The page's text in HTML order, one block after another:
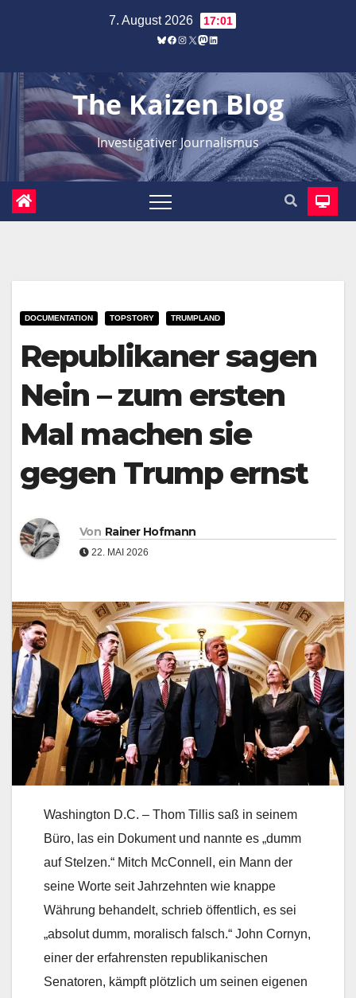
7. August 2026 17:01
Bluesky
Facebook
Instagram
X Mastodon
LinkedIn
The Kaizen Blog
Investigativer Journalismus
DOCUMENTATION TOPSTORY TRUMPLAND
Republikaner sagen
Nein – zum ersten
Mal machen sie
gegen Trump ernst
Von Rainer Hofmann
22. MAI 2026
Washington D.C. – Thom Tillis saß in seinem
Büro, las ein Dokument und nannte es „dumm
auf Stelzen.“ Mitch McConnell, ein Mann der
seine Worte seit Jahrzehnten wie knappe
Währung behandelt, schrieb öffentlich, es sei
„absolut dumm, moralisch falsch.“ John Cornyn,
einer der erfahrensten republikanischen
Senatoren, kämpft plötzlich um seinen eigenen